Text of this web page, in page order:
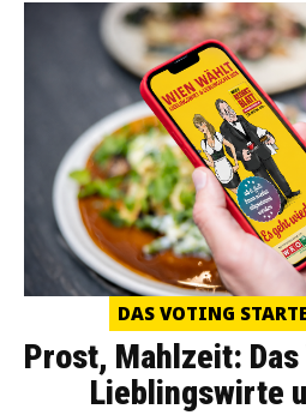
DAS VOTING
Prost, Mahlzeit:
Lieblingswirte